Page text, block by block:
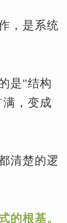
，是系统
是"结构
，变成
清楚的逻
的根基。